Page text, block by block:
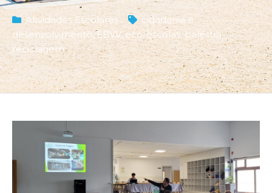
Atividades Escolares
cidadania e
desenvolvimento,EBVV,eco-escolas,palestra,
reciclagem